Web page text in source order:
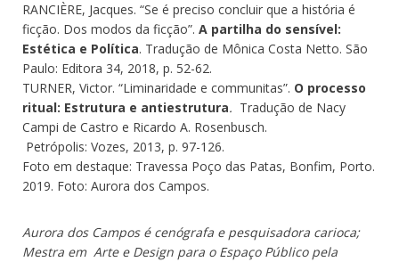
RANCIÈRE, Jacques. “Se é preciso concluir que a história é
ficção. Dos modos da ficção”. A partilha do sensível:
Estética e Política. Tradução de Mônica Costa Netto. São
Paulo: Editora 34, 2018, p. 52-62.
TURNER, Victor. “Liminaridade e communitas”. O processo
ritual: Estrutura e antiestrutura. Tradução de Nacy
Campi de Castro e Ricardo A. Rosenbusch.
Petrópolis: Vozes, 2013, p. 97-126.
Foto em destaque: Travessa Poço das Patas, Bonfim, Porto.
2019. Foto: Aurora dos Campos.
Aurora dos Campos é cenógrafa e pesquisadora carioca;
Mestra em Arte e Design para o Espaço Público pela